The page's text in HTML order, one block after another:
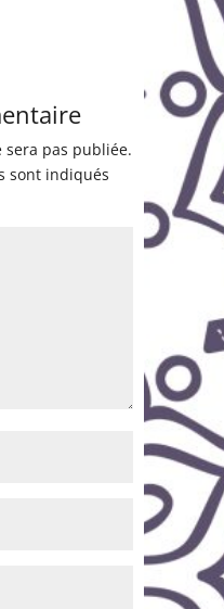
sera pas publiée.
sont indiqués